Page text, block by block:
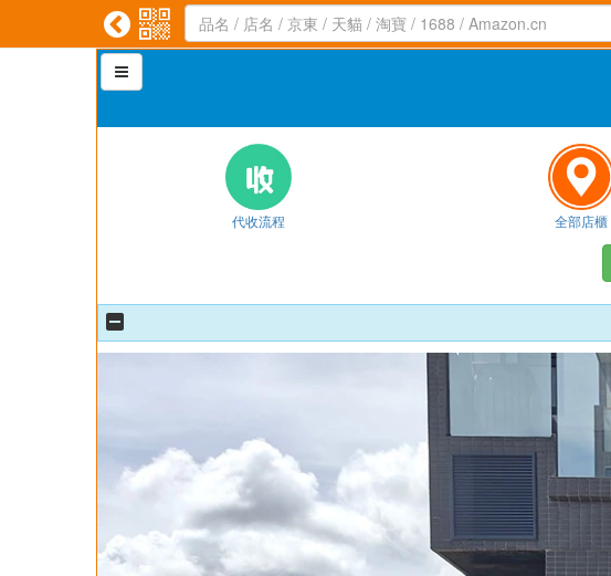
 

代收流程 全部店櫃